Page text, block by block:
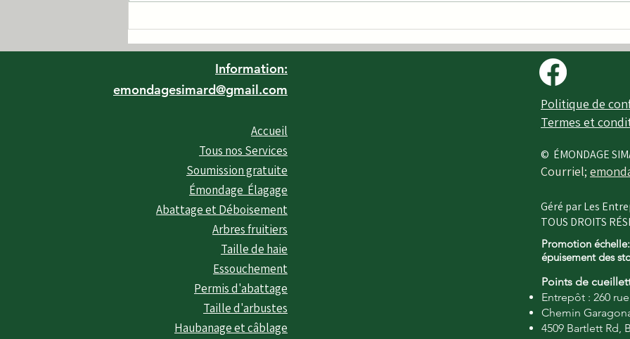
Guide d'utilisation d'une
- (3 pattes) / Taille de
haies
Tout savoir sur vos
Conseils de pro pour
garder une haie en santé
Information:
emondagesimard@gmail.com
Accueil
Tous nos Services
Soumission gratuite
Émondage Élagage
Abattage et Déboisement
Arbres fruitiers
Taille de haie
Essouchement
Permis d'abattage
Taille d'arbustes
Haubanage et câblage
Politique de
Termes et
© ÉMONDAGE
Courriel;
Géré par Les
TOUS DROITS
Promotion
épuisement des
Points de
Entrepôt : 260
Chemin
4509 Bartlett Rd,